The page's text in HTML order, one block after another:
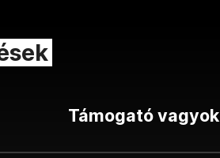
Támogató vagyok